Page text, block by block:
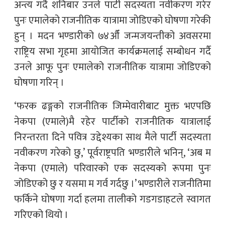
अन्त्य गर्दै शनिबार उनले पार्टी सदस्यता नवीकरण गरेर
पुनः एमालेको राजनीतिक यात्रामा जोडिएको घोषणा गरेकी
हुन् । मदन भण्डारीको ७४औँ जन्मजयन्तीको अवसरमा
राष्ट्रिय सभा गृहमा आयोजित कार्यक्रमलाई सम्बोधन गर्दै
उनले आफू पुनः एमालेको राजनीतिक यात्रामा जोडिएको
घोषणा गरिन् ।
‘फरक ढङ्गको राजनीतिक जिम्मेवारीबाट मुक्त भएपछि
नेकपा (एमाले)मै रहेर पार्टीको राजनीतिक यात्रालाई
निरन्तरता दिने पवित्र उद्देश्यका साथ मैले पार्टी सदस्यता
नवीकरण गरेको छु,’ पूर्वराष्ट्रपति भण्डारीले भनिन्, ‘अब म
नेकपा (एमाले) परिवारको एक सदस्यको रूपमा पुनः
जोडिएको छु र यसमा म गर्व गर्दछु ।’ भण्डारीले राजनीतिमा
फर्किने घोषणा गर्दा हलमा तालीको गडगडाहटले स्वागत
गरिएको थियो ।